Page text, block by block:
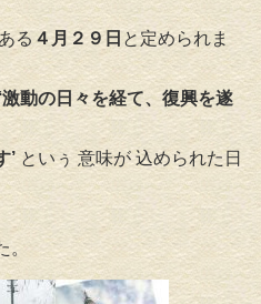
る ４月２９日 と定められま
‘激動の日々を経て、復興を遂
’ といぅ 意味が 込められた日